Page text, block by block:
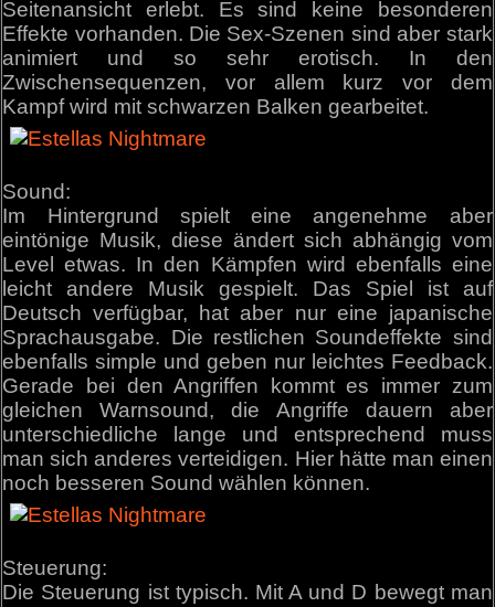
Seitenansicht erlebt. Es sind keine besonderen
Effekte vorhanden. Die Sex-Szenen sind aber stark
animiert und so sehr erotisch. In den
Zwischensequenzen, vor allem kurz vor dem
Kampf wird mit schwarzen Balken gearbeitet.
Sound:
Im Hintergrund spielt eine angenehme aber
eintönige Musik, diese ändert sich abhängig vom
Level etwas. In den Kämpfen wird ebenfalls eine
leicht andere Musik gespielt. Das Spiel ist auf
Deutsch verfügbar, hat aber nur eine japanische
Sprachausgabe. Die restlichen Soundeffekte sind
ebenfalls simple und geben nur leichtes Feedback.
Gerade bei den Angriffen kommt es immer zum
gleichen Warnsound, die Angriffe dauern aber
unterschiedliche lange und entsprechend muss
man sich anderes verteidigen. Hier hätte man einen
noch besseren Sound wählen können.
Steuerung:
Die Steuerung ist typisch. Mit A und D bewegt man